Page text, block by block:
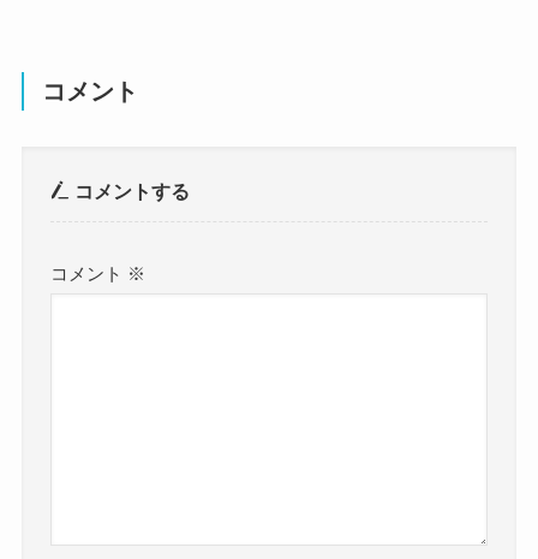
コメント
コメントする
コメント ※